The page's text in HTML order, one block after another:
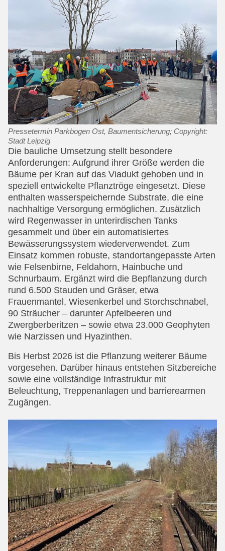
Pressetermin Parkbogen Ost, Baumentsicherung; Copyright:
Stadt Leipzig
Die bauliche Umsetzung stellt besondere
Anforderungen: Aufgrund ihrer Größe werden die
Bäume per Kran auf das Viadukt gehoben und in
speziell entwickelte Pflanztröge eingesetzt. Diese
enthalten wasserspeichernde Substrate, die eine
nachhaltige Versorgung ermöglichen. Zusätzlich
wird Regenwasser in unterirdischen Tanks
gesammelt und über ein automatisiertes
Bewässerungssystem wiederverwendet. Zum
Einsatz kommen robuste, standortangepasste Arten
wie Felsenbirne, Feldahorn, Hainbuche und
Schnurbaum. Ergänzt wird die Bepflanzung durch
rund 6.500 Stauden und Gräser, etwa
Frauenmantel, Wiesenkerbel und Storch­schnabel,
90 Sträucher – darunter Apfelbeeren und
Zwergberberitzen – sowie etwa 23.000 Geophyten
wie Narzissen und Hyazinthen.
Bis Herbst 2026 ist die Pflanzung weiterer Bäume
vorgesehen. Darüber hinaus entstehen Sitzbereiche
sowie eine vollständige Infrastruktur mit
Beleuchtung, Treppenanlagen und barrierearmen
Zugängen.